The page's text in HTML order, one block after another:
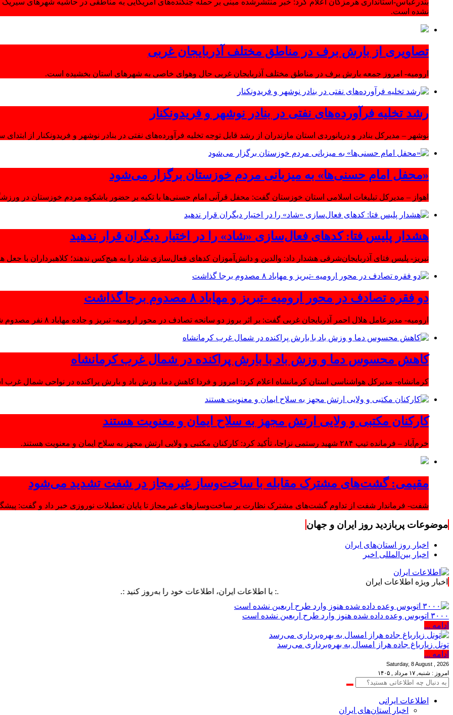
بندرعباس-استانداری هرمزگان اعلام کرد: خبر منتشرشده مبنی بر حمله جنگنده‌های آمریکایی به مناطقی در حاشیه شهرهای
نشده است.
تصاویری از بارش برف در مناطق مختلف آذربایجان غربی
ارومیه- امروز جمعه بارش برف در مناطق مختلف آذربایجان غربی حال وهوای خاصی به شهرهای استان بخشیده است.
رشد تخلیه فرآورده‌های نفتی در بنادر نوشهر و فریدونکنار
نوشهر – مدیرکل بنادر و دریانوردی استان مازندران از رشد قابل توجه تخلیه فرآورده‌های نفتی در بنادر نوشهر و فریدونکنار از
«محفل امام حسنی‌ها» به میزبانی مردم خوزستان برگزار می‌شود
اهواز – مدیرکل تبلیغات اسلامی استان خوزستان گفت: محفل قرآنی امام حسنی‌ها با تکیه بر حضور باشکوه مردم خوزستان در
هشدار پلیس فتا: کدهای فعال‌سازی «شاد» را در اختیار دیگران قرار ندهید
تبریز- پلیس فتای آذربایجان‌شرقی هشدار داد: والدین و دانش‌آموزان کدهای فعال‌سازی شاد را به هیچ‌کس ندهند؛ کلاهبرداران با
دو فقره تصادف در محور ارومیه -تبریز و مهاباد ۸ مصدوم برجا گذاشت
ارومیه- مدیرعامل هلال احمر آذربایجان غربی گفت: بر اثر بروز دو سانحه تصادف در محور ارومیه- تبریز و جاده مهاباد ۸ نفر مصدوم شدند.
کاهش محسوس دما و وزش باد با بارش پراکنده در شمال غرب کرمانشاه
کرمانشاه- مدیرکل هواشناسی استان کرمانشاه اعلام کرد: امروز و فردا کاهش دما، وزش باد و بارش پراکنده در نواحی شمال
کارکنان مکتبی و ولایی ارتش مجهز به سلاح ایمان و معنویت هستند
خرم‌آباد – فرمانده تیپ ۲۸۴ شهید رستمی نزاجا، تأکید کرد: کارکنان مکتبی و ولایی ارتش مجهز به سلاح ایمان و معنویت هستند.
مقیمی: گشت‌های مشترک مقابله با ساخت‌وساز غیرمجاز در شفت تشدید می‌شود
شفت- فرماندار شفت از تداوم گشت‌های مشترک نظارت بر ساخت‌وسازهای غیرمجاز تا پایان تعطیلات نوروزی خبر داد و گفت:
موضوعات پربازدید روز ایران و جهان
اخبار روز استان‌های ایران
اخبار بین‌المللی اخیر
اخبار ویژه اطلاعات ایران
.: با اطلاعات ایران، اطلاعات خود را به‌روز کنید :.
۳۰۰۰ اتوبوس وعده داده شده هنوز وارد طرح اربعین نشده است
ادامه ...
تونل زیارباغ جاده هراز امسال به بهره‌برداری می‌رسد
ادامه ...
Saturday, 8 August , 2026
امروز : شنبه, ۱۷ مرداد , ۱۴۰۵
اطلاعات‌ ‎ایرانی
اخبار استان‌های ایران